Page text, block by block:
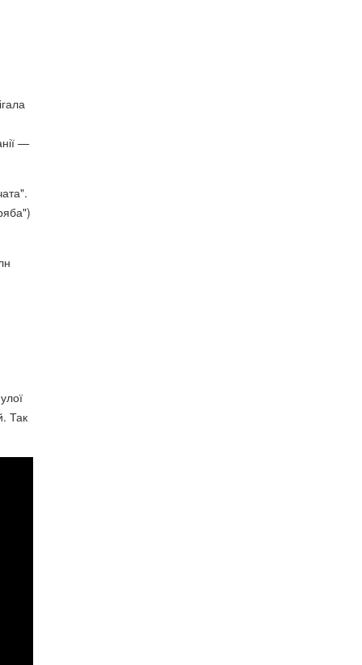
—
Так